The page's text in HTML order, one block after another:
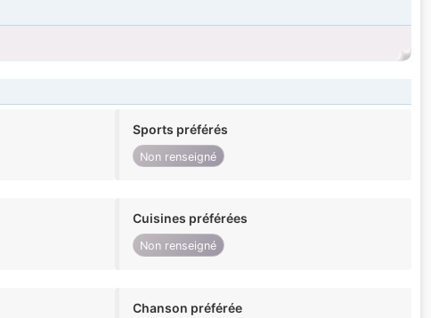
Sports préférés
Non renseigné
Cuisines préférées
Non renseigné
Chanson préférée